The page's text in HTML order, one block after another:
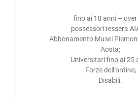
fino ai 18 anni – over
possessori tessera
Abbonamento Musei
Aosta;
Universitari fino ai 25
Forze dell’ordine;
Disabili.